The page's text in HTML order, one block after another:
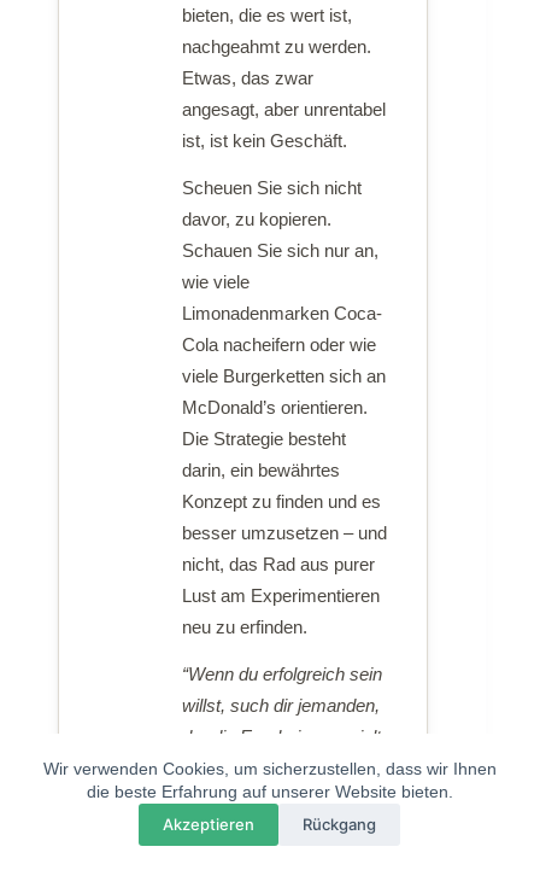
Wir verwenden Cookies, um sicherzustellen, dass wir Ihnen
die beste Erfahrung auf unserer Website bieten.
Akzeptieren
Rückgang
bieten, die es wert ist,
nachgeahmt zu werden.
Etwas, das zwar
angesagt, aber unrentabel
ist, ist kein Geschäft.
Scheuen Sie sich nicht
davor, zu kopieren.
Schauen Sie sich nur an,
wie viele
Limonadenmarken Coca-
Cola nacheifern oder wie
viele Burgerketten sich an
McDonald’s orientieren.
Die Strategie besteht
darin, ein bewährtes
Konzept zu finden und es
besser umzusetzen – und
nicht, das Rad aus purer
Lust am Experimentieren
neu zu erfinden.
“Wenn du erfolgreich sein
willst, such dir jemanden,
der die Ergebnisse erzielt
hat, die du dir wünschst,
und mach es ihm nach –
dann wirst du die gleichen
Questions? Chat with us